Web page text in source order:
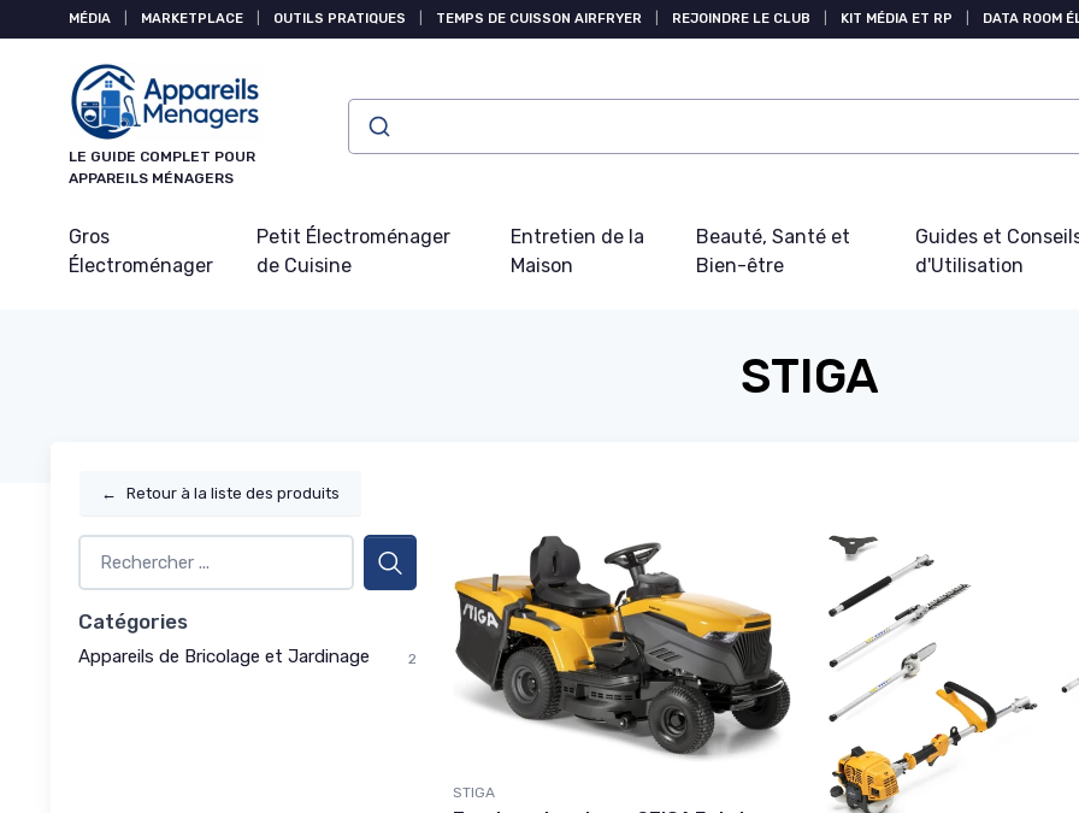
MÉDIA MARKETPLACE OUTILS PRATIQUES TEMPS DE CUISSON AIRFRYER REJOINDRE LE CLUB KIT MÉDIA ET RP DATA ROOM
LE GUIDE COMPLET POUR
APPAREILS MÉNAGERS
Gros
Électroménager
Petit Électroménager
de Cuisine
Entretien de la
Maison
Beauté, Santé et
Bien-être
Guides et
d'Utilisation
STIGA
← Retour à la liste des produits
Catégories
Appareils de Bricolage et Jardinage 2
STIGA
Panneau de gestion des cookies